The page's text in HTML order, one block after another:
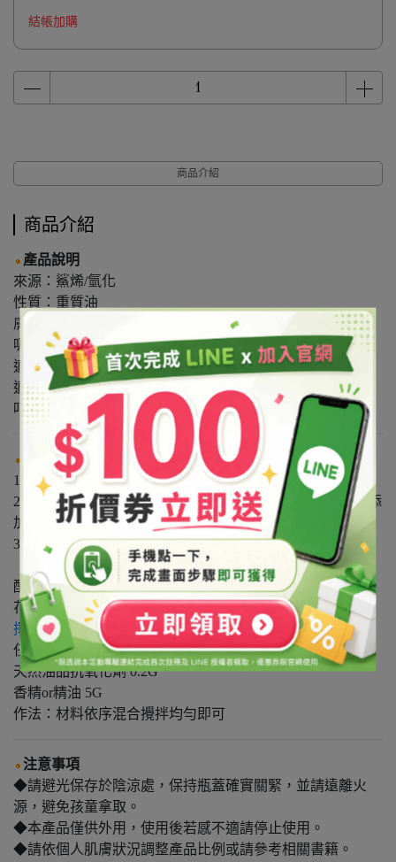
結帳加購
商品介紹
商品介紹
產品說明
來源：鯊烯/氫化
性質：重質油
膚感：滋潤
吸收度：快速
適用膚質：所有膚質
適用範圍：按摩、手工皂、調製保養品
叮嚀事項：無
使用方式
1.可直接塗抹使用於肌膚上，輕輕按摩至吸收即可。
2.搭配精油比例5%以下，請視個人膚況與肌膚耐受度斟酌添
加。
3.DIY調製保養品。
配方參考：
花漾香氛護髮油
揮發性矽靈80G
任一基礎油(植物油) 20G
天然油品抗氧化劑 0.2G
香精or精油 5G
作法：材料依序混合攪拌均勻即可
注意事項
◆請避光保存於陰涼處，保持瓶蓋確實關緊，並請遠離火
源，避免孩童拿取。
◆本產品僅供外用，使用後若感不適請停止使用。
◆請依個人肌膚狀況調整產品比例或請參考相關書籍。